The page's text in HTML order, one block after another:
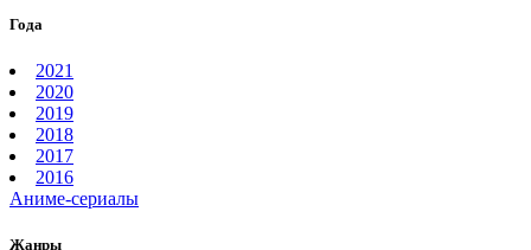
Года
2021
2020
2019
2018
2017
2016
Аниме-сериалы
Жанры